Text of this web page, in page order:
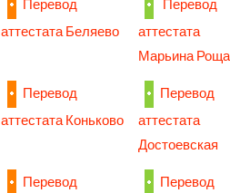
Перевод
аттестата Беляево
Перевод
аттестата
Марьина Роща
Перевод
аттестата Коньково
Перевод
аттестата
Достоевская
Перевод
Перевод